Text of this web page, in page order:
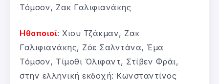
Τόμσον, Ζακ Γαλιφιανάκης
Ηθοποιοί: Χιου Τζάκμαν, Ζακ
Γαλιφιανάκης, Ζόε Σαλντάνα, Έμα
Τόμσον, Τίμοθι Όλιφαντ, Στίβεν Φράι,
στην ελληνική εκδοχή: Κωνσταντίνος